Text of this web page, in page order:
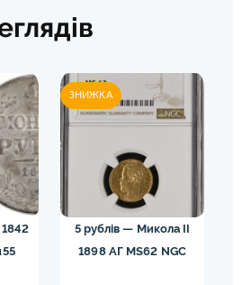
ЗНИЖКА
5 рублів — Микола II
1898 АГ MS62 NGC